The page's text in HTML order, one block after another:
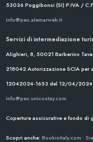
53036 Poggibonsi (SI) P.IVA /
info@pec.alemarweb.it
Servizi di intermediazione
Alighieri, 8, 50021 Barberino
218042Autorizzazione SCIA per
12042024-1653 del 12/04/2024
info@pec.unicostay.com
Coperture assicurative e fondo di
Scopri anche: Bookinitaly.com •